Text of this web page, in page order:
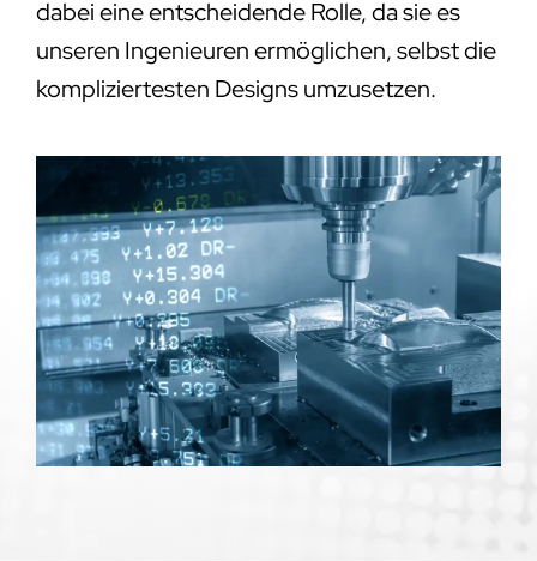
dabei eine entscheidende Rolle, da sie es
unseren Ingenieuren ermöglichen, selbst die
kompliziertesten Designs umzusetzen.